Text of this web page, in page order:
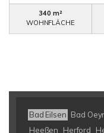
340 m²
WOHNFLÄCHE
Bad Eilsen Bad
Heeßen
Herford